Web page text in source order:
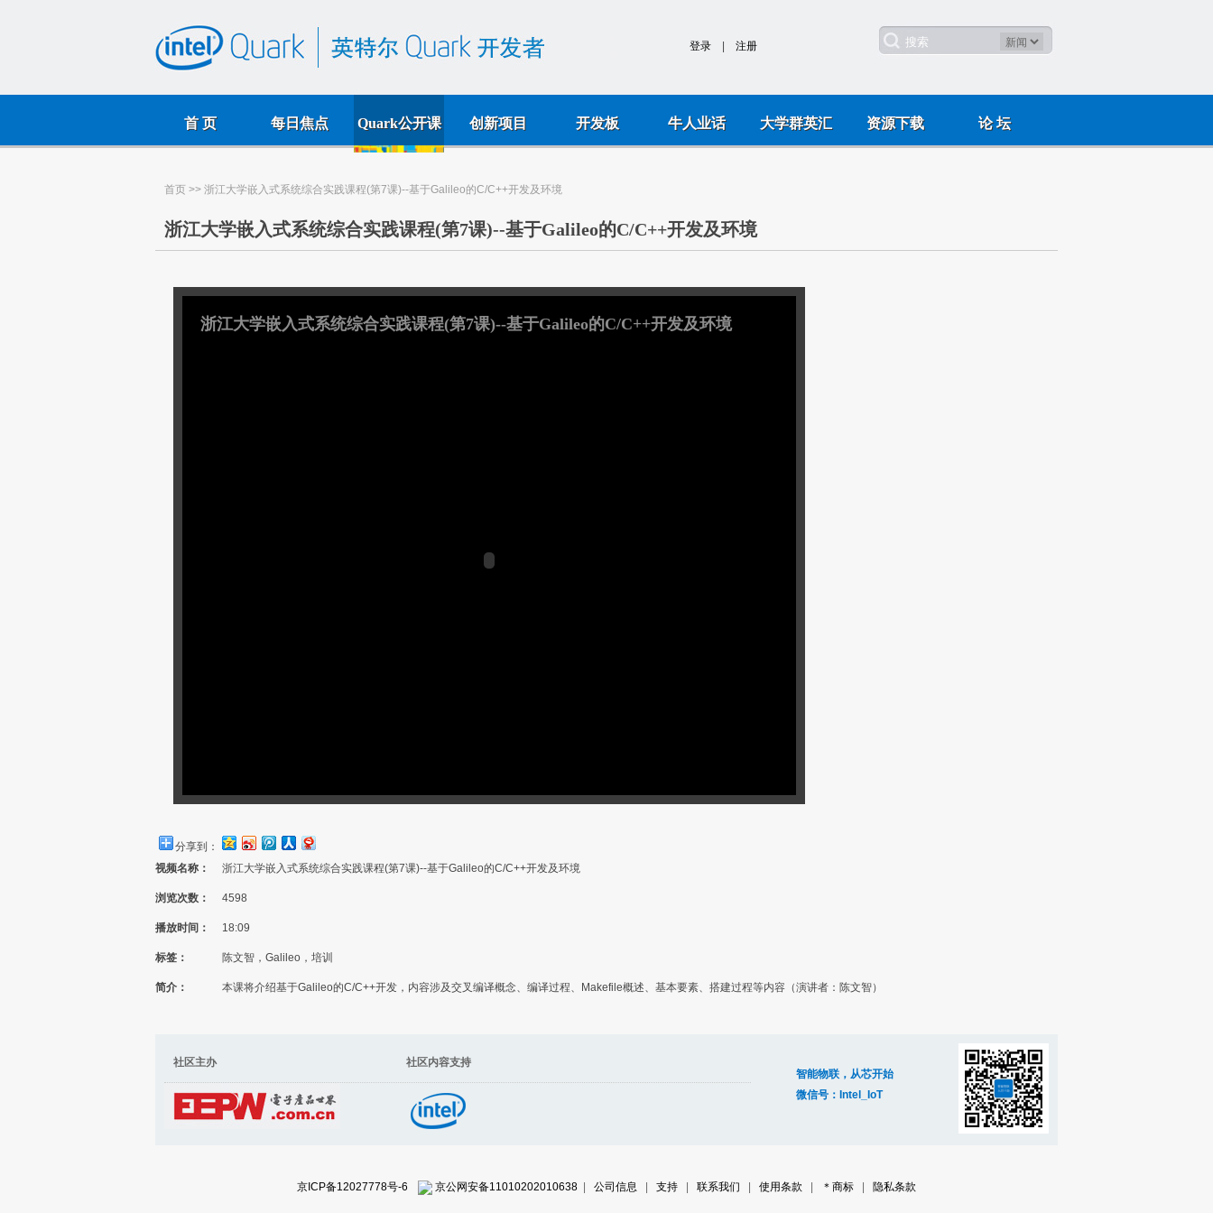
首 页 每日焦点 Quark公开课 创新项目 开发板 牛人业话 大学群英汇 资源下载 论 坛
首页 >> 浙江大学嵌入式系统综合实践课程(第7课)--基于Galileo的C/C++开发及环境
浙江大学嵌入式系统综合实践课程(第7课)--基于Galileo的C/C++开发及环境
浙江大学嵌入式系统综合实践课程(第7课)--基于Galileo的C/C++开发及环境
分享到：
视频名称：
浙江大学嵌入式系统综合实践课程(第7课)--基于Galileo的C/C++开发及环境
浏览次数： 4598
播放时间： 18:09
标签： 陈文智，Galileo，培训
简介： 本课将介绍基于Galileo的C/C++开发，内容涉及交叉编译概念、编译过程、Makefile概述、基本要素、搭建过程等内容（演讲者：陈文智）
社区主办 社区内容支持
智能物联，从芯开始
微信号：Intel_IoT
京ICP备12027778号-6 京公网安备11010202010638 公司信息 支持 联系我们 使用条款 ＊商标 隐私条款